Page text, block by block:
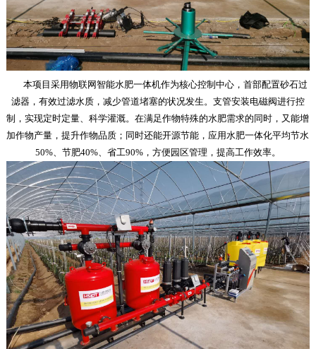
本项目采用物联网智能水肥一体机作为核心控制中心，首部配置砂石过
滤器，有效过滤水质，减少管道堵塞的状况发生。支管安装电磁阀进行控
制，实现定时定量、科学灌溉。在满足作物特殊的水肥需求的同时，又能增
加作物产量，提升作物品质；同时还能开源节能，应用水肥一体化平均节水
50%、节肥40%、省工90%，方便园区管理，提高工作效率。